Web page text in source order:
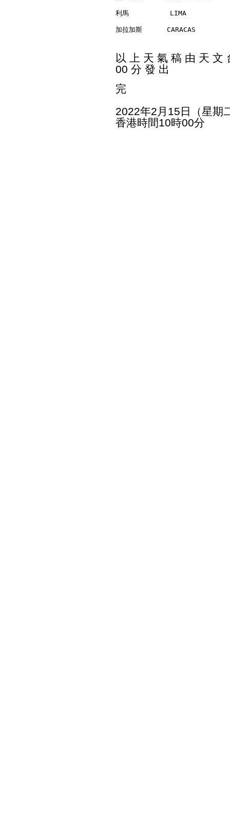
利馬          LIMA
加拉加斯      CARACAS
以 上 天 氣 稿 由 天 文
00 分 發 出
完
2022年2月15日（星期
香港時間10時00分